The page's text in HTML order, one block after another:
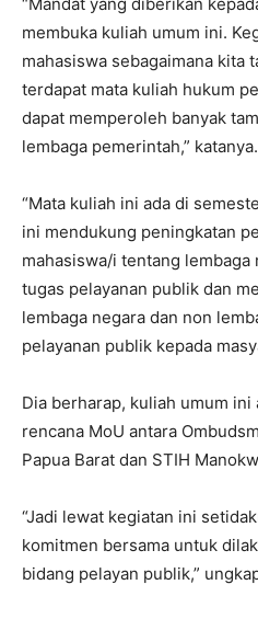
“Mandat yang diberikan
membuka kuliah umum ini.
mahasiswa sebagaimana kita
terdapat mata kuliah hukum
dapat memperoleh banyak
lembaga pemerintah,” katanya.
“Mata kuliah ini ada di
ini mendukung peningkatan
mahasiswa/i tentang lembaga
tugas pelayanan publik dan
lembaga negara dan non
pelayanan publik kepada
Dia berharap, kuliah umum ini
rencana MoU antara
Papua Barat dan STIH
“Jadi lewat kegiatan ini
komitmen bersama untuk
bidang pelayan publik,”